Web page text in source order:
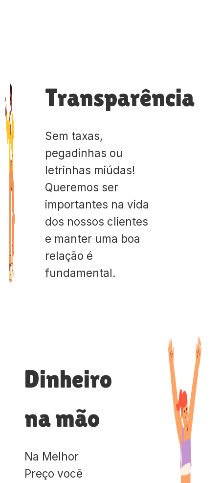
Transparência
Sem taxas,
pegadinhas ou
letrinhas miúdas!
Queremos ser
importantes na vida
dos nossos clientes
e manter uma boa
relação é
fundamental.
Dinheiro
na mão
Na Melhor
Preço você